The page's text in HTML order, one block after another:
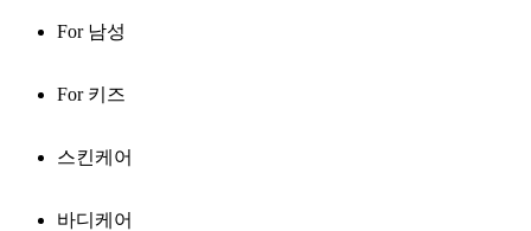
For 남성
For 키즈
스킨케어
바디케어